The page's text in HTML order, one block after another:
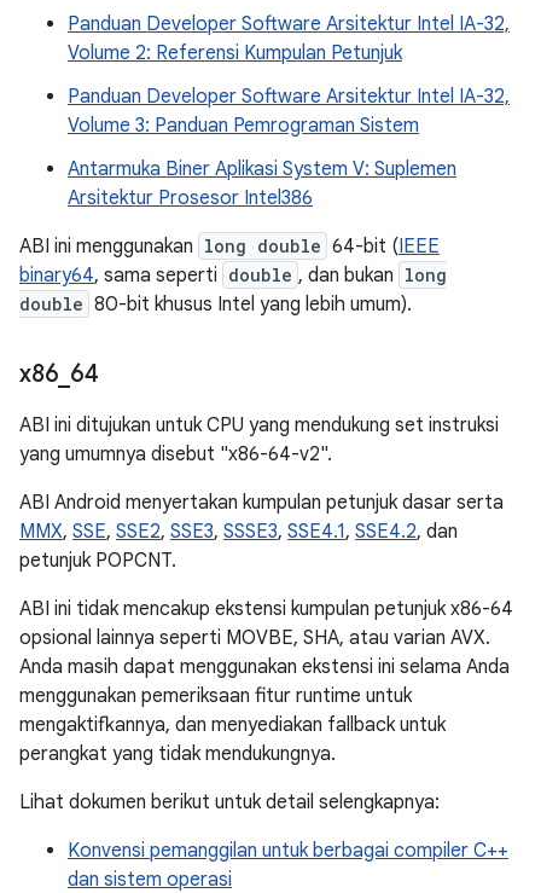
Panduan Developer Software Arsitektur Intel IA-32,
Volume 2: Referensi Kumpulan Petunjuk
Panduan Developer Software Arsitektur Intel IA-32,
Volume 3: Panduan Pemrograman Sistem
Antarmuka Biner Aplikasi System V: Suplemen
Arsitektur Prosesor Intel386
ABI ini menggunakan long double 64-bit (IEEE
binary64, sama seperti double , dan bukan long
double 80-bit khusus Intel yang lebih umum).
x86 64
ABI ini ditujukan untuk CPU yang mendukung set instruksi
yang umumnya disebut "x86-64-v2".
ABI Android menyertakan kumpulan petunjuk dasar serta
MMX, SSE, SSE2, SSE3, SSSE3, SSE4.1, SSE4.2, dan
petunjuk POPCNT.
ABI ini tidak mencakup ekstensi kumpulan petunjuk x86-64
opsional lainnya seperti MOVBE, SHA, atau varian AVX.
Anda masih dapat menggunakan ekstensi ini selama Anda
menggunakan pemeriksaan fitur runtime untuk
mengaktifkannya, dan menyediakan fallback untuk
perangkat yang tidak mendukungnya.
Lihat dokumen berikut untuk detail selengkapnya:
Konvensi pemanggilan untuk berbagai compiler C++
dan sistem operasi